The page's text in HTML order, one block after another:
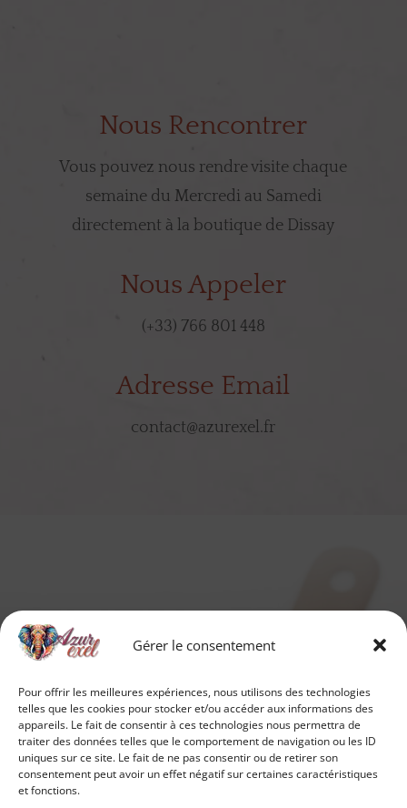
Gérer le consentement
Pour offrir les meilleures expériences, nous utilisons des technologies
telles que les cookies pour stocker et/ou accéder aux informations des
appareils. Le fait de consentir à ces technologies nous permettra de
traiter des données telles que le comportement de navigation ou les ID
uniques sur ce site. Le fait de ne pas consentir ou de retirer son
consentement peut avoir un effet négatif sur certaines caractéristiques
et fonctions.
Nous Rencontrer
Vous pouvez nous rendre visite chaque
semaine du Mercredi au Samedi
directement à la boutique de Dissay
Nous Appeler
(+33) 766 801 448
Adresse Email
contact@azurexel.fr